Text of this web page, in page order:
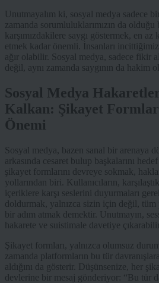
Unutmayalım ki, sosyal medya sadece bir
zamanda sorumluluklarımızın da olduğu
karşımızdakilere saygı göstermek, en
etmek kadar önemli. İnsanları
ağır olabilir. Sosyal medya, sadece fikir
değil, aynı zamanda saygının da hakim
Sosyal Medya
Kalkan: Şikayet
Önemi
Sosyal medya, bazen sanal bir arenaya
arkasında cesaret bulup başkalarını
şikayet formlarını devreye sokmak,
yollarından biri. Kullanıcıların,
içeriklere karşı seslerini duyurmaları
doldurmak, yalnızca sizin için değil, tüm
bir adım atmak demektir. Unutmayın,
hakarete ve suistimale davetiye çıkarabilir.
Şikayet formları, yalnızca olumsuz
zamanda platformların bu tür davranışlara
aldığını da gösterir. Düşünsenize, her
devlerine bir mesaj gönderiyor: “Bu tür